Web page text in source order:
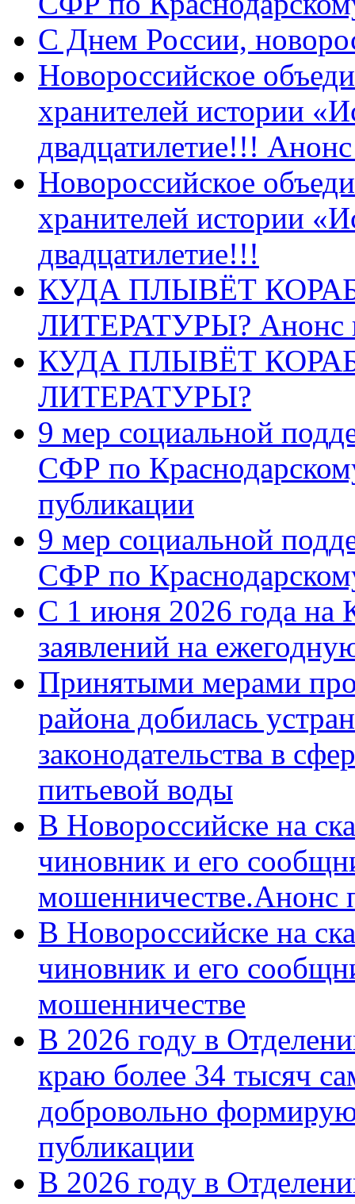
C Днем России,
Новороссийское
хранителей истории
двадцатилетие!!!
Новороссийское
хранителей истории
двадцатилетие!!!
КУДА ПЛЫВЁТ
ЛИТЕРАТУРЫ? Анонс
КУДА ПЛЫВЁТ
ЛИТЕРАТУРЫ?
9 мер социальной
СФР по
публикации
9 мер социальной
СФР по
С 1 июня 2026 года на
заявлений на
Принятыми мерами
района добилась
законодательства в
питьевой воды
В Новороссийске на
чиновник и его
мошенничестве.Анонс
В Новороссийске на
чиновник и его
мошенничестве
В 2026 году в
краю более 34 тысяч
добровольно
публикации
В 2026 году в